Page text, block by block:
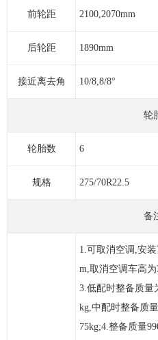
前轮距 2100,2070mm
后轮距 1890mm
接近离去角 10/8,8/8°
轮
轮胎数 6
规格 275/70R22.5
备
1.可取消空调,安
m,取消空调车高
3.低配时整备质量
kg,中配时整备质
75kg;4.整备质量